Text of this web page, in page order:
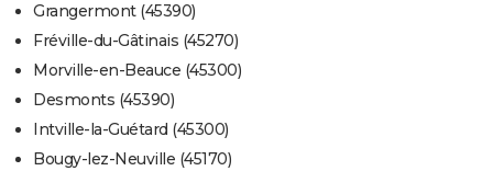
Grangermont (45390)
Fréville-du-Gâtinais (45270)
Morville-en-Beauce (45300)
Desmonts (45390)
Intville-la-Guétard (45300)
Bougy-lez-Neuville (45170)